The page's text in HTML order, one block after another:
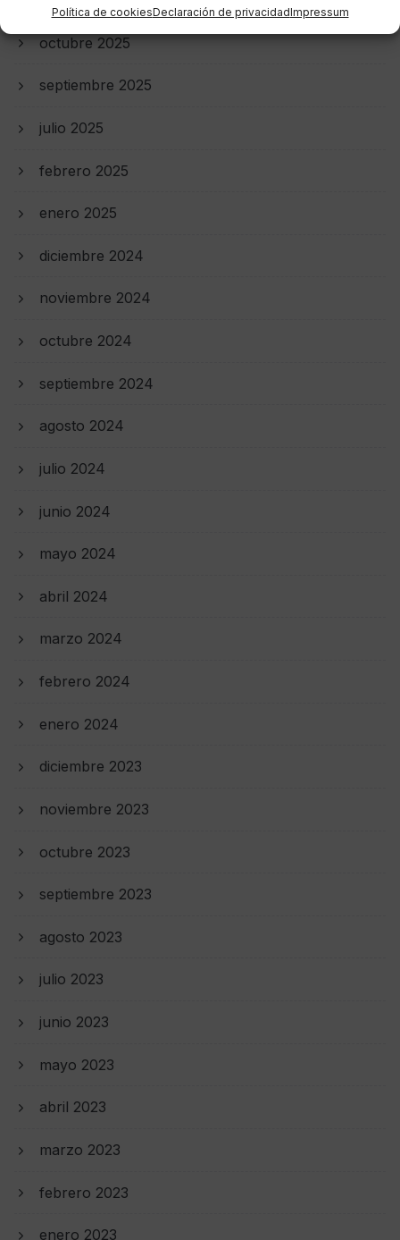
Política de cookiesDeclaración de privacidadImpressum
octubre 2025
septiembre 2025
julio 2025
febrero 2025
enero 2025
diciembre 2024
noviembre 2024
octubre 2024
septiembre 2024
agosto 2024
julio 2024
junio 2024
mayo 2024
abril 2024
marzo 2024
febrero 2024
enero 2024
diciembre 2023
noviembre 2023
octubre 2023
septiembre 2023
agosto 2023
julio 2023
junio 2023
mayo 2023
abril 2023
marzo 2023
febrero 2023
enero 2023